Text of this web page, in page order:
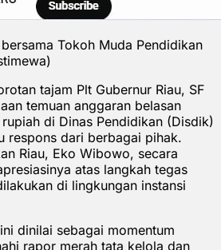
Tokoh Muda Pendidikan
tajam Plt Gubernur Riau, SF
temuan anggaran belasan
di Dinas Pendidikan (Disdik)
respons dari berbagai pihak.
Riau, Eko Wibowo, secara
atas langkah tegas
di lingkungan instansi
dinilai sebagai momentum
rapor merah tata kelola dan